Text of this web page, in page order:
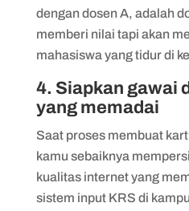
dengan dosen A, adalah
memberi nilai tapi akan
mahasiswa yang tidur di
4. Siapkan gawai
yang memadai
Saat proses membuat
kamu sebaiknya
kualitas internet yang
sistem input KRS di